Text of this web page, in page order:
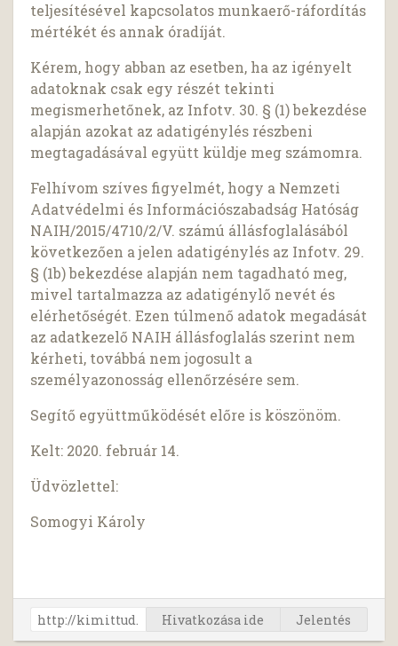
teljesítésével kapcsolatos munkaerő-ráfordítás
mértékét és annak óradíját.
Kérem, hogy abban az esetben, ha az igényelt
adatoknak csak egy részét tekinti
megismerhetőnek, az Infotv. 30. § (1) bekezdése
alapján azokat az adatigénylés részbeni
megtagadásával együtt küldje meg számomra.
Felhívom szíves figyelmét, hogy a Nemzeti
Adatvédelmi és Információszabadság Hatóság
NAIH/2015/4710/2/V. számú állásfoglalásából
következően a jelen adatigénylés az Infotv. 29.
§ (1b) bekezdése alapján nem tagadható meg,
mivel tartalmazza az adatigénylő nevét és
elérhetőségét. Ezen túlmenő adatok megadását
az adatkezelő NAIH állásfoglalás szerint nem
kérheti, továbbá nem jogosult a
személyazonosság ellenőrzésére sem.
Segítő együttműködését előre is köszönöm.
Kelt: 2020. február 14.
Üdvözlettel:
Somogyi Károly
Hivatkozása ide Jelentés